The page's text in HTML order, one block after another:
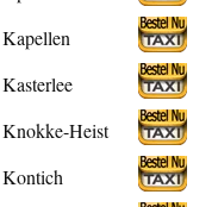
Kapellen
Kasterlee
Knokke-Heist
Kontich